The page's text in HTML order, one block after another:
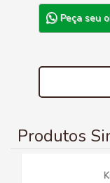
Peça seu
Produtos